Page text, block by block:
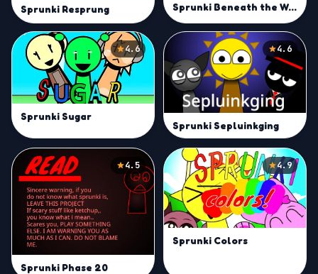
Sprunki Resprung Sprunki Beneath the Water
4.6
Sprunki Sugar
4.6
Sprunki Sepluinkging
4.5
Sprunki Phase 20
4.9
Sprunki Colors